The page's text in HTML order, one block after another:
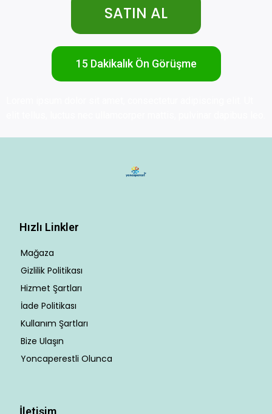
SATIN AL
15 Dakikalık Ön Görüşme
Hızlı Linkler
Mağaza
Gizlilik Politikası
Hizmet Şartları
İade Politikası
Kullanım Şartları
Bize Ulaşın
Yoncaperestli Olunca
İletişim